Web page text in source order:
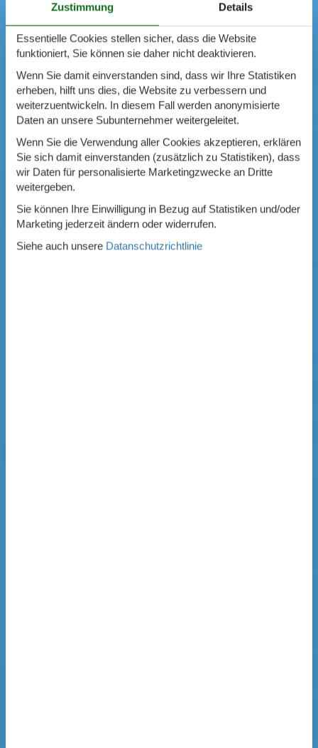
Zustimmung Details
Essentielle Cookies stellen sicher, dass die Website
funktioniert, Sie können sie daher nicht deaktivieren.
Wenn Sie damit einverstanden sind, dass wir Ihre Statistiken
erheben, hilft uns dies, die Website zu verbessern und
weiterzuentwickeln. In diesem Fall werden anonymisierte
Daten an unsere Subunternehmer weitergeleitet.
Wenn Sie die Verwendung aller Cookies akzeptieren, erklären
Sie sich damit einverstanden (zusätzlich zu Statistiken), dass
wir Daten für personalisierte Marketingzwecke an Dritte
weitergeben.
Sie können Ihre Einwilligung in Bezug auf Statistiken und/oder
Marketing jederzeit ändern oder widerrufen.
Siehe auch unsere Datanschutzrichtlinie